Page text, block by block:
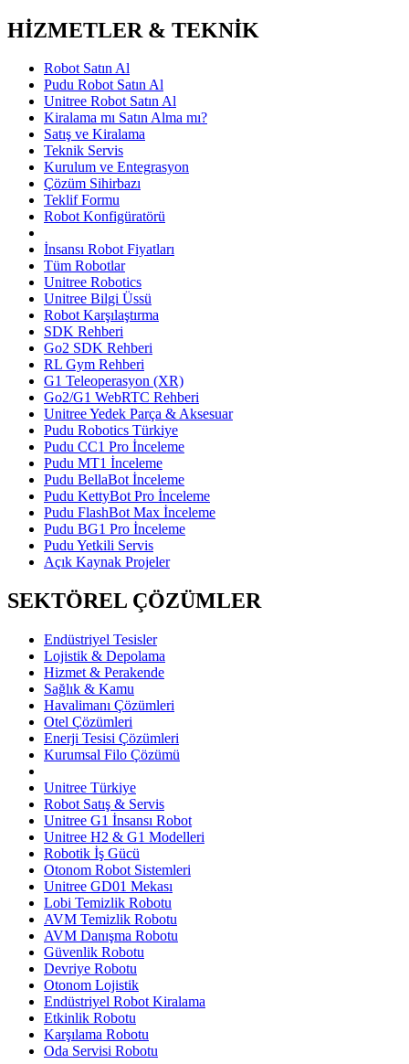
HİZMETLER & TEKNİK
Robot Satın Al
Pudu Robot Satın Al
Unitree Robot Satın Al
Kiralama mı Satın Alma mı?
Satış ve Kiralama
Teknik Servis
Kurulum ve Entegrasyon
Çözüm Sihirbazı
Teklif Formu
Robot Konfigüratörü
İnsansı Robot Fiyatları
Tüm Robotlar
Unitree Robotics
Unitree Bilgi Üssü
Robot Karşılaştırma
SDK Rehberi
Go2 SDK Rehberi
RL Gym Rehberi
G1 Teleoperasyon (XR)
Go2/G1 WebRTC Rehberi
Unitree Yedek Parça & Aksesuar
Pudu Robotics Türkiye
Pudu CC1 Pro İnceleme
Pudu MT1 İnceleme
Pudu BellaBot İnceleme
Pudu KettyBot Pro İnceleme
Pudu FlashBot Max İnceleme
Pudu BG1 Pro İnceleme
Pudu Yetkili Servis
Açık Kaynak Projeler
SEKTÖREL ÇÖZÜMLER
Endüstriyel Tesisler
Lojistik & Depolama
Hizmet & Perakende
Sağlık & Kamu
Havalimanı Çözümleri
Otel Çözümleri
Enerji Tesisi Çözümleri
Kurumsal Filo Çözümü
Unitree Türkiye
Robot Satış & Servis
Unitree G1 İnsansı Robot
Unitree H2 & G1 Modelleri
Robotik İş Gücü
Otonom Robot Sistemleri
Unitree GD01 Mekası
Lobi Temizlik Robotu
AVM Temizlik Robotu
AVM Danışma Robotu
Güvenlik Robotu
Devriye Robotu
Otonom Lojistik
Endüstriyel Robot Kiralama
Etkinlik Robotu
Karşılama Robotu
Oda Servisi Robotu